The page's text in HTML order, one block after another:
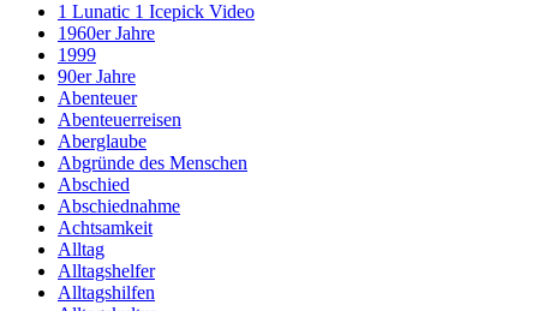
1 Lunatic 1 Icepick Video
1960er Jahre
1999
90er Jahre
Abenteuer
Abenteuerreisen
Aberglaube
Abgründe des Menschen
Abschied
Abschiednahme
Achtsamkeit
Alltag
Alltagshelfer
Alltagshilfen